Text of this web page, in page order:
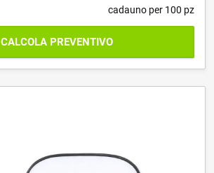
cadauno per 100 pz
CALCOLA PREVENTIVO